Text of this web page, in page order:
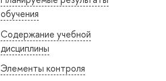
обучения
Содержание учебной
дисциплины
Элементы контроля